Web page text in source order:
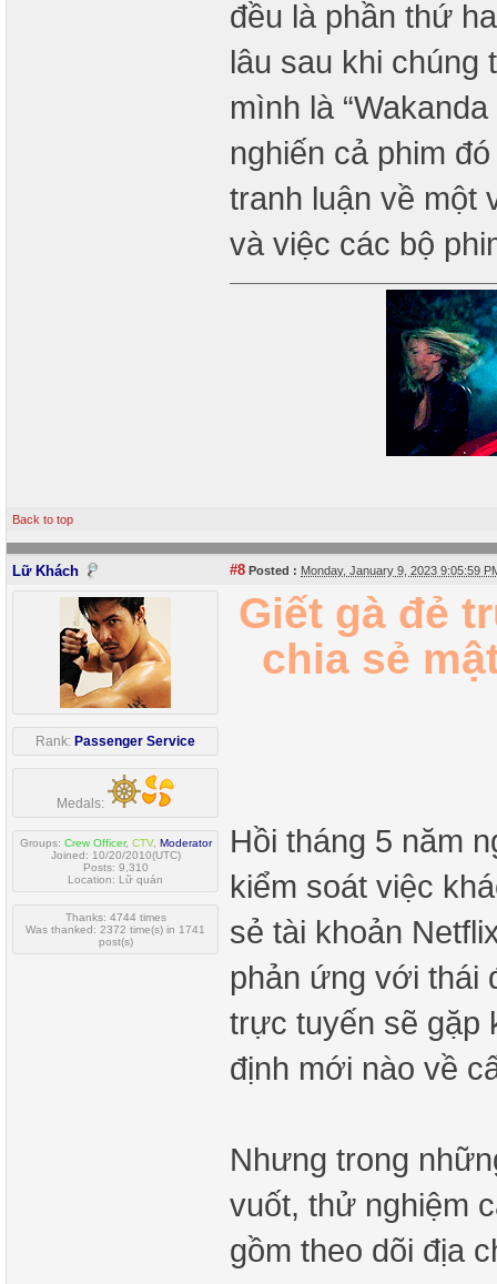
đều là phần thứ
lâu sau khi chúng
mình là
nghiến cả phim
tranh luận về một
và việc các bộ
Back to top
Lữ Khách #8 Posted : Monday, January 9, 2023 9:05:59
Rank: Passenger Service
Medals:
Groups: Crew Officer, CTV, Moderator
Joined: 10/20/2010(UTC)
Posts: 9,310
Location: Lữ quán
Thanks: 4744 times
Was thanked: 2372 time(s) in 1741
post(s)
Giết gà đẻ
chia sẻ
Hồi tháng 5 năm
kiểm soát việc
sẻ tài khoản
phản ứng với thái
trực tuyến sẽ gặp
định mới nào về
Nhưng trong
vuốt, thử nghiệm
gồm theo dõi địa